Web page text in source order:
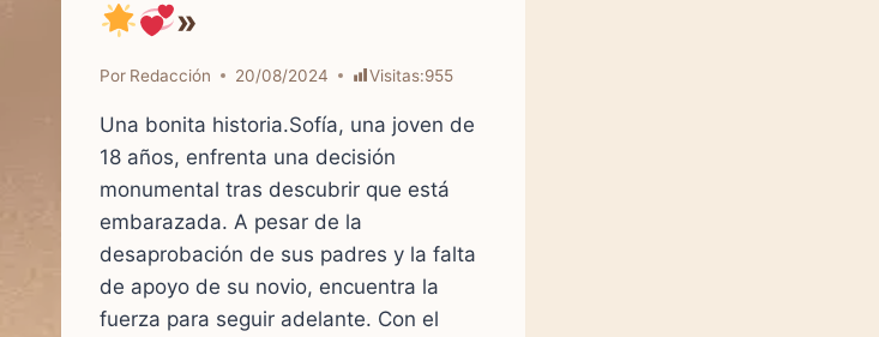
»
Por Redacción 20/08/2024 Visitas:955
Una bonita historia.Sofía, una joven de
18 años, enfrenta una decisión
monumental tras descubrir que está
embarazada. A pesar de la
desaprobación de sus padres y la falta
de apoyo de su novio, encuentra la
fuerza para seguir adelante. Con el